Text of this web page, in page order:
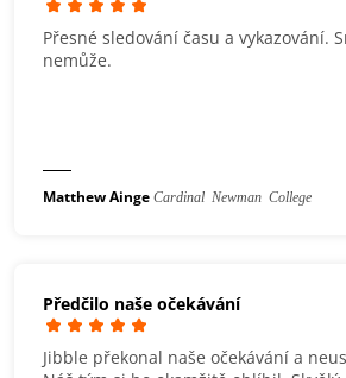
Přesné sledování času a vykazování.
nemůže.
Matthew Ainge Cardinal Newman College
Předčilo naše očekávání
Jibble překonal naše očekávání a